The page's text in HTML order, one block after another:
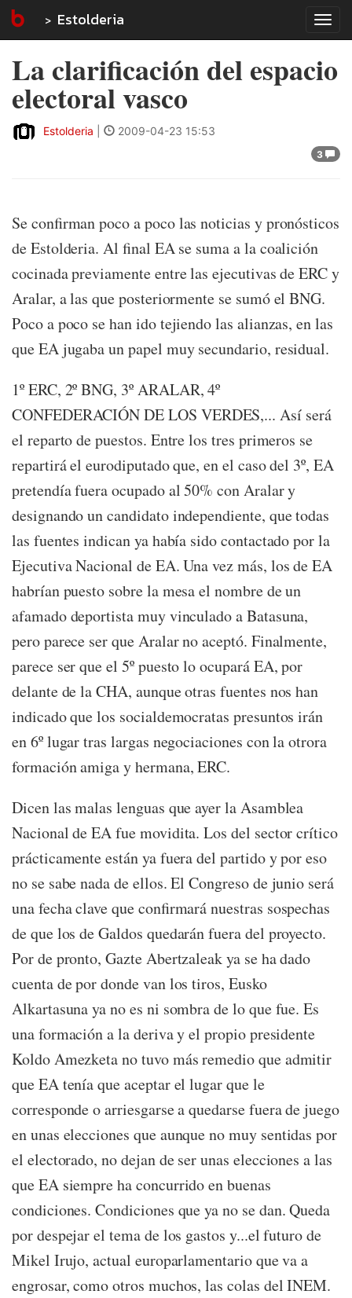
Estolderia
La clarificación del espacio
electoral vasco
Estolderia 2009-04-23 15:53
3
Se confirman poco a poco las noticias y pronósticos
de Estolderia. Al final EA se suma a la coalición
cocinada previamente entre las ejecutivas de ERC y
Aralar, a las que posteriormente se sumó el BNG.
Poco a poco se han ido tejiendo las alianzas, en las
que EA jugaba un papel muy secundario, residual.
1º ERC, 2º BNG, 3º ARALAR, 4º
CONFEDERACIÓN DE LOS VERDES,... Así será
el reparto de puestos. Entre los tres primeros se
repartirá el eurodiputado que, en el caso del 3º, EA
pretendía fuera ocupado al 50% con Aralar y
designando un candidato independiente, que todas
las fuentes indican ya había sido contactado por la
Ejecutiva Nacional de EA. Una vez más, los de EA
habrían puesto sobre la mesa el nombre de un
afamado deportista muy vinculado a Batasuna,
pero parece ser que Aralar no aceptó. Finalmente,
parece ser que el 5º puesto lo ocupará EA, por
delante de la CHA, aunque otras fuentes nos han
indicado que los socialdemocratas presuntos irán
en 6º lugar tras largas negociaciones con la otrora
formación amiga y hermana, ERC.
Dicen las malas lenguas que ayer la Asamblea
Nacional de EA fue movidita. Los del sector crítico
prácticamente están ya fuera del partido y por eso
no se sabe nada de ellos. El Congreso de junio será
una fecha clave que confirmará nuestras sospechas
de que los de Galdos quedarán fuera del proyecto.
Por de pronto, Gazte Abertzaleak ya se ha dado
cuenta de por donde van los tiros, Eusko
Alkartasuna ya no es ni sombra de lo que fue. Es
una formación a la deriva y el propio presidente
Koldo Amezketa no tuvo más remedio que admitir
que EA tenía que aceptar el lugar que le
corresponde o arriesgarse a quedarse fuera de juego
en unas elecciones que aunque no muy sentidas por
el electorado, no dejan de ser unas elecciones a las
que EA siempre ha concurrido en buenas
condiciones. Condiciones que ya no se dan. Queda
por despejar el tema de los gastos y...el futuro de
Mikel Irujo, actual europarlamentario que va a
engrosar, como otros muchos, las colas del INEM.